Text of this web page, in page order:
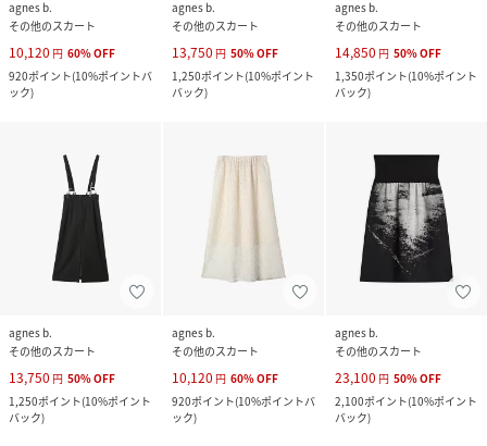
agnes b.
その他のスカート
10,120 円 60%OFF
920ポイント(10%ポイントバ
ック)
agnes b.
その他のスカート
13,750 円 50%OFF
1,250ポイント(10%ポイント
バック)
agnes b.
その他のスカート
14,850 円 50%OFF
1,350ポイント(10%ポイント
バック)
agnes b.
その他のスカート
13,750 円 50%OFF
1,250ポイント(10%ポイント
バック)
agnes b.
その他のスカート
10,120 円 60%OFF
920ポイント(10%ポイントバ
ック)
agnes b.
その他のスカート
23,100 円 50%OFF
2,100ポイント(10%ポイント
バック)